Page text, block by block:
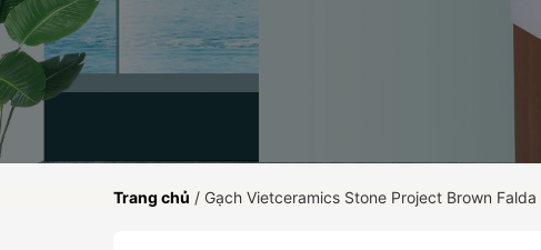
Trang chủ / Gạch Vietceramics Stone Project Brown Falda